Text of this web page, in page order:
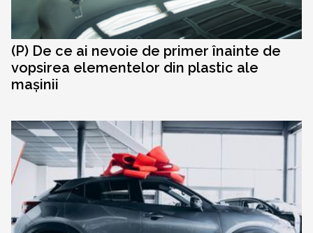
(P) De ce ai nevoie de primer înainte de
vopsirea elementelor din plastic ale
mașinii